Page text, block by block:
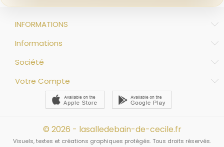
INFORMATIONS
Informations
Société
Votre Compte
© 2026 - lasalledebain-de-cecile.fr
Visuels, textes et créations graphiques protégés. Tous droits réservés.